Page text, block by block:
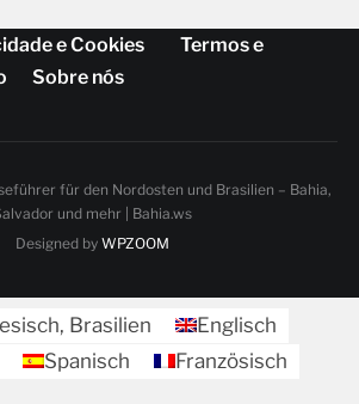
e Cookies
Termos e
Sobre nós
für den Nordosten und Brasilien – Bahia,
und mehr | Bahia.ws
Designed by WPZOOM
Brasilien
Englisch
Spanisch Französisch